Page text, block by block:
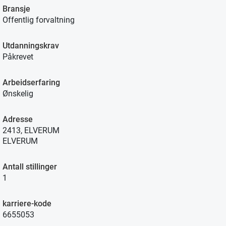
Bransje
Offentlig forvaltning
Utdanningskrav
Påkrevet
Arbeidserfaring
Ønskelig
Adresse
2413, ELVERUM
ELVERUM
Antall stillinger
1
karriere-kode
6655053